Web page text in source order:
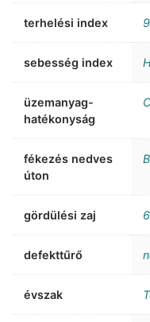
terhelési index
sebesség index
üzemanyag-
hatékonyság
fékezés nedves
úton
B
gördülési zaj
defekttűrő
évszak